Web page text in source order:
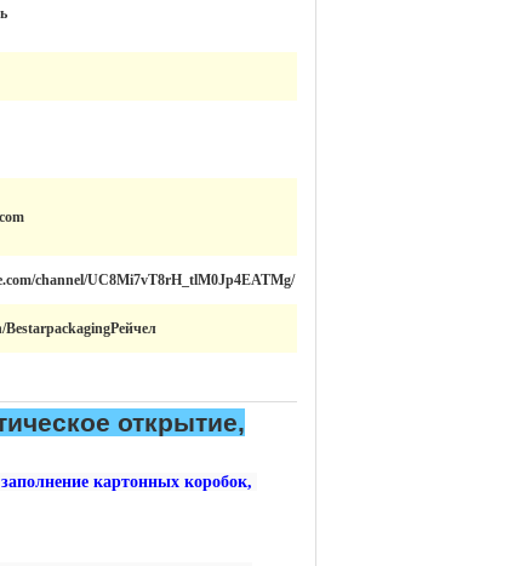
channel/UC8Mi7vT8rH_tlM0Jp4EATMg/
открытие,
картонных коробок,